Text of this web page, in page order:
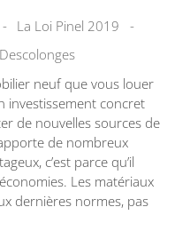
La Loi Pinel 2019
neuf que vous louer
investissement concret
de nouvelles sources de
de nombreux
c’est parce qu’il
Les matériaux
dernières normes, pas